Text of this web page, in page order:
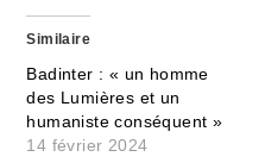
Similaire
Badinter : « un homme
des Lumières et un
humaniste conséquent »
14 février 2024